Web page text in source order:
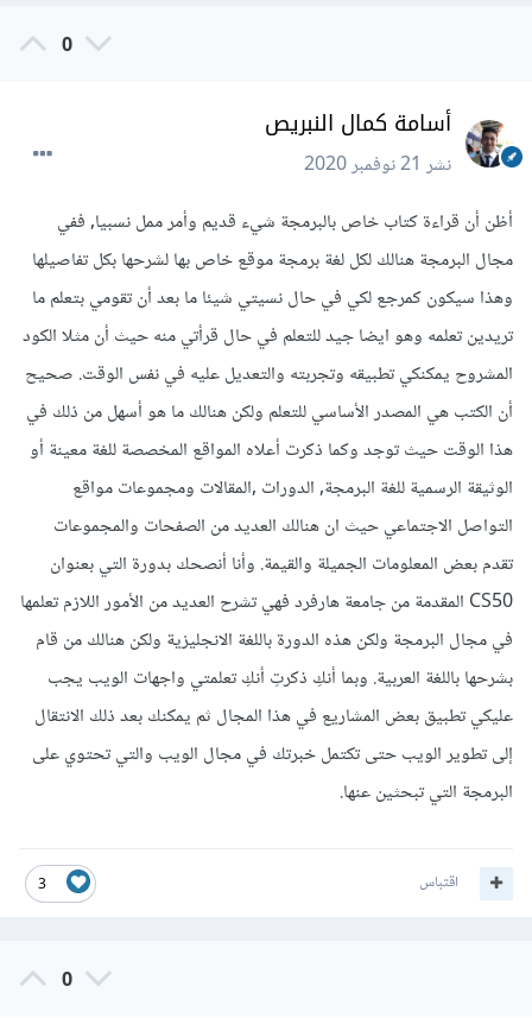
0
أسامة كمال النبريص
نشر21 نوفمبر 2020
أظن أن قراءة كتاب خاص بالبرمجة شيء قديم وأمر ممل نسبيا, ففي
مجال البرمجة هنالك لكل لغة برمجة موقع خاص بها لشرحها بكل تفاصيلها
وهذا سيكون كمرجع لكي في حال نسيتي شيئا ما بعد أن تقومي بتعلم ما
تريدين تعلمه وهو ايضا جيد للتعلم في حال قرأتي منه حيث أن مثلا الكود
المشروح يمكنكي تطبيقه وتجربته والتعديل عليه في نفس الوقت. صحيح
أن الكتب هي المصدر الأساسي للتعلم ولكن هنالك ما هو أسهل من ذلك في
هذا الوقت حيث توجد وكما ذكرت أعلاه المواقع المخصصة للغة معينة أو
الوثيقة الرسمية للغة البرمجة, الدورات ,المقالات ومجموعات مواقع
التواصل الاجتماعي حيث ان هنالك العديد من الصفحات والمجموعات
تقدم بعض المعلومات الجميلة والقيمة. وأنا أنصحك بدورة التي بعنوان
CS50 المقدمة من جامعة هارفرد فهي تشرح العديد من الأمور اللازم تعلمها
في مجال البرمجة ولكن هذه الدورة باللغة الانجليزية ولكن هنالك من قام
بشرحها باللغة العربية. وبما أنكِ ذكرتِ أنكِ تعلمتي واجهات الويب يجب
عليكي تطبيق بعض المشاريع في هذا المجال ثم يمكنك بعد ذلك الانتقال
إلى تطوير الويب حتى تكتمل خبرتك في مجال الويب والتي تحتوي على
البرمجة التي تبحثين عنها.
3 اقتباس
0